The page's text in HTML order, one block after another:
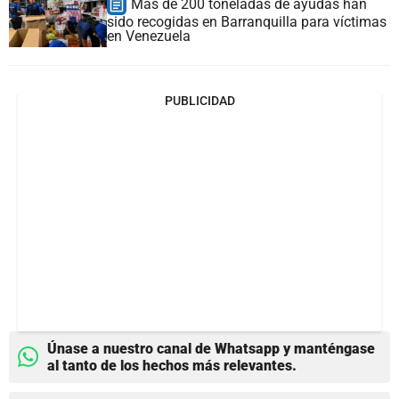
Más de 200 toneladas de ayudas han
sido recogidas en Barranquilla para víctimas
en Venezuela
PUBLICIDAD
Únase a nuestro canal de Whatsapp y manténgase
al tanto de los hechos más relevantes.